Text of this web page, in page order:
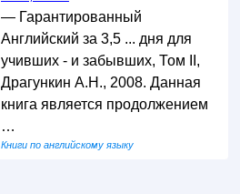
— Гарантированный
Английский за 3,5 ... дня для
учивших - и забывших, Том II,
Драгункин А.Н., 2008. Данная
книга является продолжением
…
Книги по английскому языку